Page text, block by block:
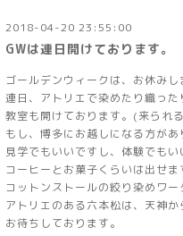
2018-04-20 23:55:00
GWは連日開けております。
ゴールデンウィークは、お休みし
連日、アトリエで染めたり織った
教室も開けております。(来られ
もし、博多にお越しになる方が
見学でもいいですし、体験でも
コーヒーとお菓子くらいは出せま
コットンストールの絞り染めワー
アトリエのある六本松は、天神
お待ちしております。